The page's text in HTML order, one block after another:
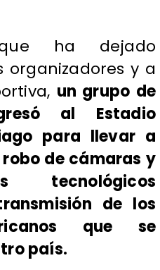
ha dejado
organizadores y a
un grupo de
al Estadio
para llevar a
de cámaras y
tecnológicos
de los
que se
país.